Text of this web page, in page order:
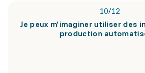
10/12
Je peux m'imaginer utiliser des
production